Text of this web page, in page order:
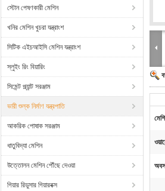
স্টোন পেষণকারী মেশিন
খনির মেশিন খুচরা যন্ত্রাংশ
সিটিক এইচআইসি মেশিন যন্ত্রাংশ
স্লুইং রিং বিয়ারিং
সিমেন্ট প্ল্যান্ট সরঞ্জাম
ভারী শুল্ক নির্মাণ যন্ত্রপাতি
আকরিক পোষাক সরঞ্জাম
ধাতুবিদ্যা মেশিন
উত্তোলন মেশিন পৌঁছে দেওয়া
গিয়ার রিডুসার গিয়ারবক্স